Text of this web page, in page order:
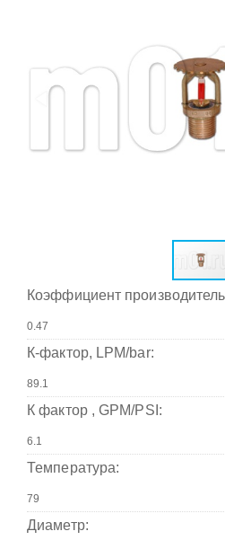
Коэффициент
К-фактор, LPM/bar:
К фактор , GPM/PSI:
Температура:
Диаметр: